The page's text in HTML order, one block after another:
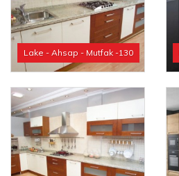
Lake - Ahsap - Mutfak -130